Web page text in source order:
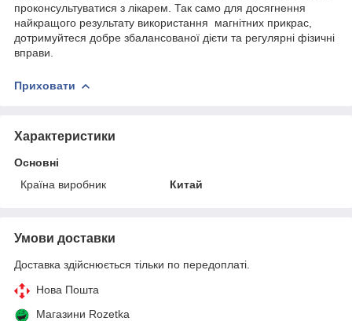
проконсультуватися з лікарем. Так само для досягнення
найкращого результату використання магнітних прикрас,
дотримуйтеся добре збалансованої дієти та регулярні фізичні
вправи.
Приховати
Характеристики
Основні
Країна виробник
Китай
Умови доставки
Доставка здійснюється тільки по передоплаті.
Нова Пошта
Магазини Rozetka